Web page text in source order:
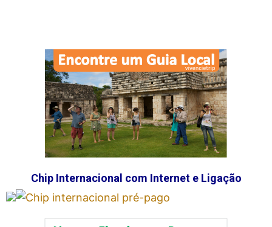
Chip Internacional com Internet e Ligação